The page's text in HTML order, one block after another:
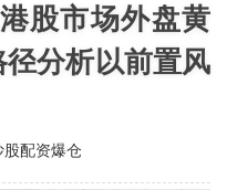
股市场外盘黄
分析以前置风
股配资爆仓